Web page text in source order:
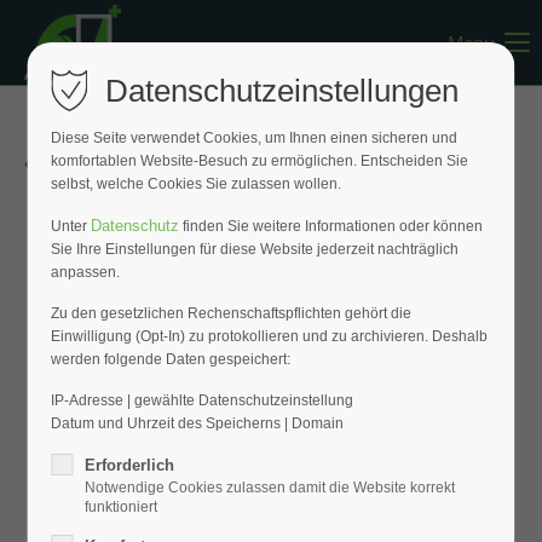
Register
Support
Lorem ipsum dolor sit amet:
24h/ 365days
Mon - Fri 8:00am - 5:00pm(GMT +1)
Get in touch
Cybersteel Inc.
Menu
« Zurück zur Übersicht
Datenschutzeinstellungen
Diese Seite verwendet Cookies, um Ihnen einen sicheren und
komfortablen Website-Besuch zu ermöglichen. Entscheiden Sie
selbst, welche Cookies Sie zulassen wollen.
Unter Datenschutz finden Sie weitere Informationen oder können
Sie Ihre Einstellungen für diese Website jederzeit nachträglich
anpassen.
Zu den gesetzlichen Rechenschaftspflichten gehört die
Einwilligung (Opt-In) zu protokollieren und zu archivieren. Deshalb
werden folgende Daten gespeichert:
IP-Adresse | gewählte Datenschutzeinstellung
Datum und Uhrzeit des Speicherns | Domain
Erforderlich
Notwendige Cookies zulassen damit die Website korrekt
funktioniert